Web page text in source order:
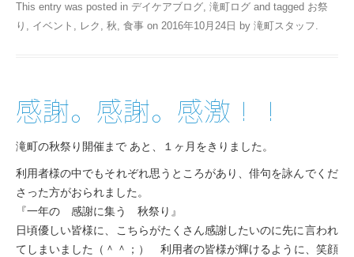
This entry was posted in デイケアブログ, 滝町ログ and tagged お祭
り , イベント , レク , 秋, 食事 on 2016年10月24日 by 滝町スタッフ.
感謝。感謝。感激！！
滝町の秋祭り開催まで あと、１ ヶ月をき りました 。
利用者様の中でもそれぞれ思うとこ ろがあり 、俳句を詠んでく だ
さった方がおられました 。
『一年の 感謝に集う 秋祭り』
日頃優しい皆様に 、こちらがたくさ ん感謝したいのに先に言われ
てしま いました （＾＾； ） 利用者の皆様が輝ける ように、 笑顔